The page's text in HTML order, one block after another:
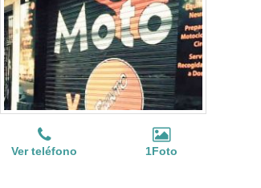
Ver teléfono 1Foto